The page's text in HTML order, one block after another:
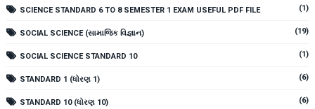
SCIENCE STANDARD 6 TO 8 SEMESTER 1 EXAM USEFUL PDF FILE (1)
SOCIAL SCIENCE (સામાજિક વિજ્ઞાન) (19)
SOCIAL SCIENCE STANDARD 10 (1)
STANDARD 1 (ધોરણ 1) (6)
STANDARD 10 (ધોરણ 10) (6)